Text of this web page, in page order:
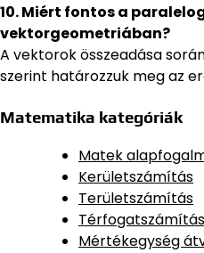
10. Miért fontos a
vektorgeometriában?
A vektorok összeadása
szerint határozzuk meg az
Matematika kategóriák
Matek
Kerületszámítás
Területszámítás
Térfogatszámítás
Mértékegység